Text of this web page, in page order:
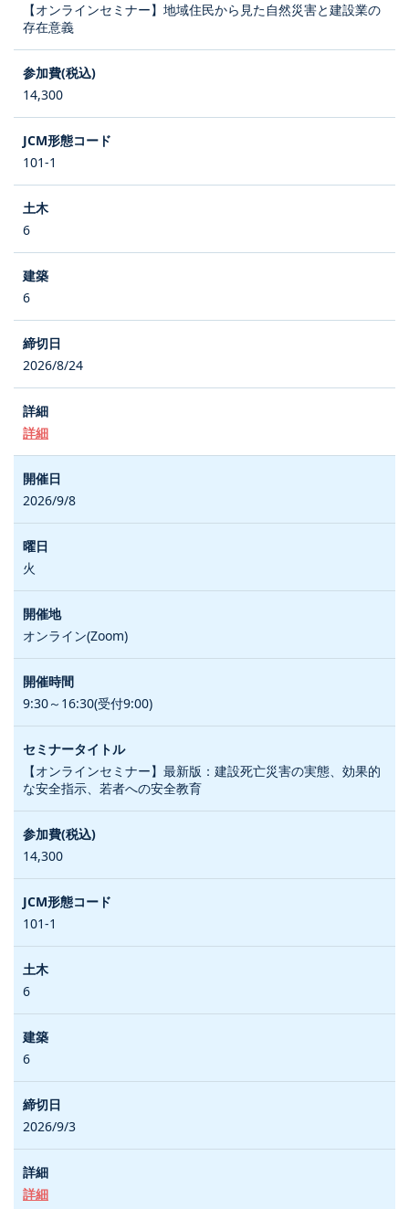
【オンラインセミナー】地域住民から見た自然災害と建設業の
存在意義
14,300
101-1
6
6
2026/8/24
詳細
2026/9/8
火
オンライン(Zoom)
9:30～16:30(受付9:00)
【オンラインセミナー】最新版：建設死亡災害の実態、効果的
な安全指示、若者への安全教育
14,300
101-1
6
6
2026/9/3
詳細